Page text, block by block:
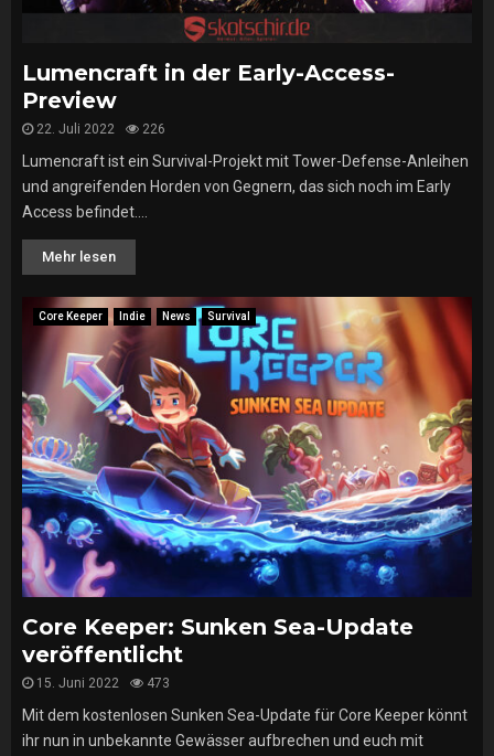
Lumencraft in der Early-Access-
Preview
22. Juli 2022 226
Lumencraft ist ein Survival-Projekt mit Tower-Defense-Anleihen
und angreifenden Horden von Gegnern, das sich noch im Early
Access befindet....
Mehr lesen
Core Keeper Indie News Survival
Core Keeper: Sunken Sea-Update
veröffentlicht
15. Juni 2022 473
Mit dem kostenlosen Sunken Sea-Update für Core Keeper könnt
ihr nun in unbekannte Gewässer aufbrechen und euch mit